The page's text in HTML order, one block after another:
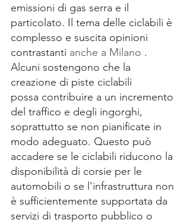
emissioni di gas serra e il
particolato. Il tema delle ciclabili è
complesso e suscita opinioni
contrastanti anche a Milano .
Alcuni sostengono che la
creazione di piste ciclabili
possa contribuire a un incremento
del traffico e degli ingorghi,
soprattutto se non pianificate in
modo adeguato. Questo può
accadere se le ciclabili riducono la
disponibilità di corsie per le
automobili o se l'infrastruttura non
è sufficientemente supportata da
servizi di trasporto pubblico o